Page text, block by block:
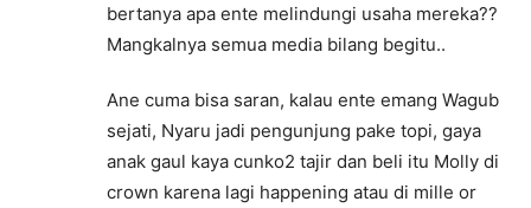
bertanya apa ente melindungi usaha mereka??
Mangkalnya semua media bilang begitu..
Ane cuma bisa saran, kalau ente emang Wagub
sejati, Nyaru jadi pengunjung pake topi, gaya
anak gaul kaya cunko2 tajir dan beli itu Molly di
crown karena lagi happening atau di mille or